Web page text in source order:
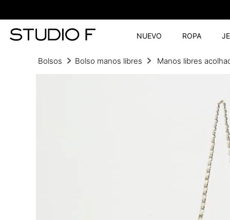
NUEVO ROPA
Bolsos Bolso manos libres Manos libres